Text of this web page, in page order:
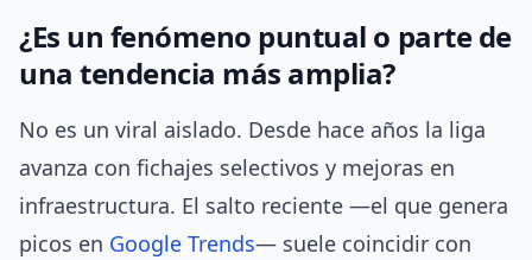
¿Es un fenómeno puntual o parte de
una tendencia más amplia?
No es un viral aislado. Desde hace años la liga
avanza con fichajes selectivos y mejoras en
infraestructura. El salto reciente —el que genera
picos en Google Trends— suele coincidir con